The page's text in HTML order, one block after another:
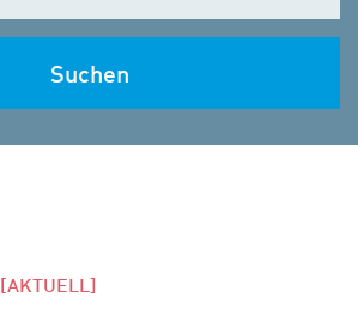
Suchen
[AKTUELL]